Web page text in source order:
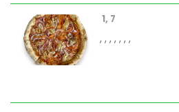
1, 7
, , , , , , ,